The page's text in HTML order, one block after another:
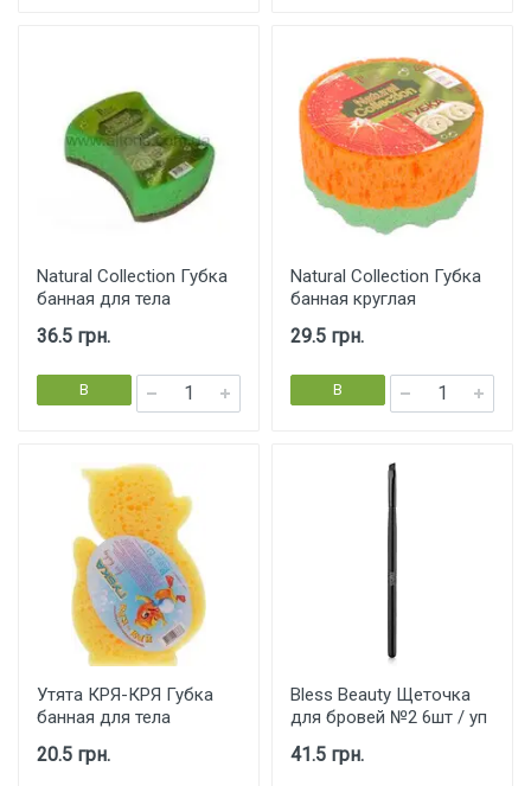
Natural Collection Губка
банная для тела
36.5 грн.
В
корзину
Natural Collection Губка
банная круглая
29.5 грн.
В
корзину
Утята КРЯ-КРЯ Губка
банная для тела
20.5 грн.
Bless Beauty Щеточка
для бровей №2 6шт / уп
41.5 грн.